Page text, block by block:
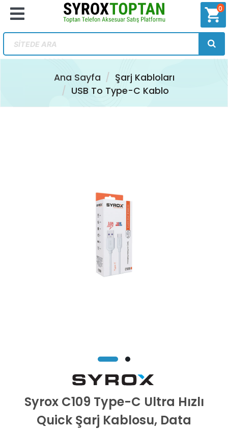
shopping_cart
0
Ana Sayfa
Şarj Kabloları
USB To Type-C Kablo
Syrox C109 Type-C Ultra Hızlı
Quick Şarj Kablosu, Data